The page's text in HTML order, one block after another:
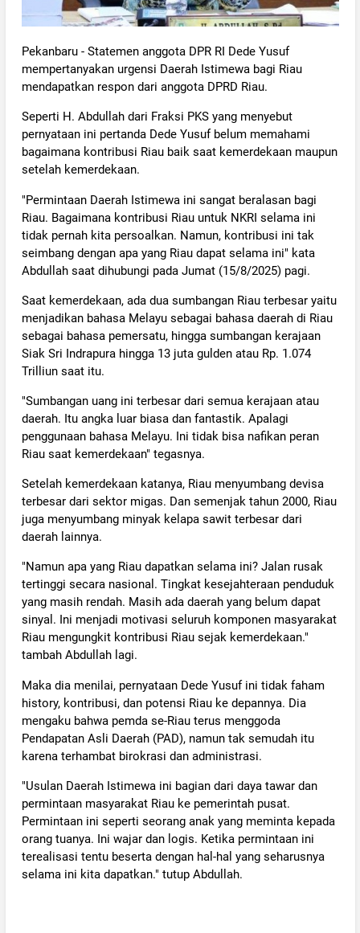
Pekanbaru - Statemen anggota DPR RI Dede Yusuf
mempertanyakan urgensi Daerah Istimewa bagi Riau
mendapatkan respon dari anggota DPRD Riau.
Seperti H. Abdullah dari Fraksi PKS yang menyebut
pernyataan ini pertanda Dede Yusuf belum memahami
bagaimana kontribusi Riau baik saat kemerdekaan maupun
setelah kemerdekaan.
"Permintaan Daerah Istimewa ini sangat beralasan bagi
Riau. Bagaimana kontribusi Riau untuk NKRI selama ini
tidak pernah kita persoalkan. Namun, kontribusi ini tak
seimbang dengan apa yang Riau dapat selama ini" kata
Abdullah saat dihubungi pada Jumat (15/8/2025) pagi.
Saat kemerdekaan, ada dua sumbangan Riau terbesar yaitu
menjadikan bahasa Melayu sebagai bahasa daerah di Riau
sebagai bahasa pemersatu, hingga sumbangan kerajaan
Siak Sri Indrapura hingga 13 juta gulden atau Rp. 1.074
Trilliun saat itu.
"Sumbangan uang ini terbesar dari semua kerajaan atau
daerah. Itu angka luar biasa dan fantastik. Apalagi
penggunaan bahasa Melayu. Ini tidak bisa nafikan peran
Riau saat kemerdekaan" tegasnya.
Setelah kemerdekaan katanya, Riau menyumbang devisa
terbesar dari sektor migas. Dan semenjak tahun 2000, Riau
juga menyumbang minyak kelapa sawit terbesar dari
daerah lainnya.
"Namun apa yang Riau dapatkan selama ini? Jalan rusak
tertinggi secara nasional. Tingkat kesejahteraan penduduk
yang masih rendah. Masih ada daerah yang belum dapat
sinyal. Ini menjadi motivasi seluruh komponen masyarakat
Riau mengungkit kontribusi Riau sejak kemerdekaan."
tambah Abdullah lagi.
Maka dia menilai, pernyataan Dede Yusuf ini tidak faham
history, kontribusi, dan potensi Riau ke depannya. Dia
mengaku bahwa pemda se-Riau terus menggoda
Pendapatan Asli Daerah (PAD), namun tak semudah itu
karena terhambat birokrasi dan administrasi.
"Usulan Daerah Istimewa ini bagian dari daya tawar dan
permintaan masyarakat Riau ke pemerintah pusat.
Permintaan ini seperti seorang anak yang meminta kepada
orang tuanya. Ini wajar dan logis. Ketika permintaan ini
terealisasi tentu beserta dengan hal-hal yang seharusnya
selama ini kita dapatkan." tutup Abdullah.